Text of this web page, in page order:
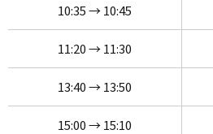
10:35 → 10:45
11:20 → 11:30
13:40 → 13:50
15:00 → 15:10